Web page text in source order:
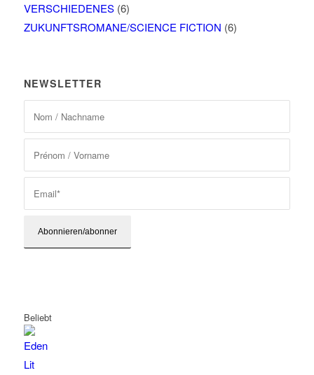
VERSCHIEDENES(6)
ZUKUNFTSROMANE/SCIENCE FICTION (6)
NEWSLETTER
Beliebt